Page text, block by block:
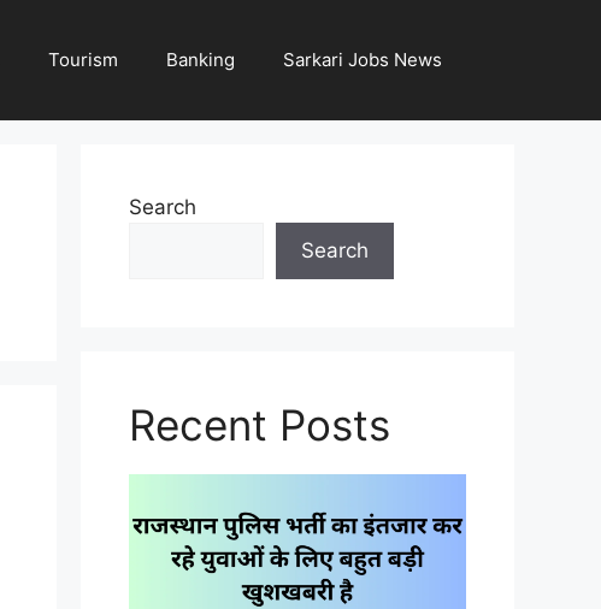
Tourism Banking Sarkari Jobs News
Search
Search
Recent Posts